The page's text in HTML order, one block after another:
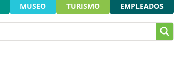
MUSEO TURISMO EMPLEADOS